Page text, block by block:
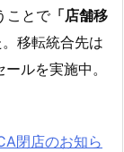
ことで「店舗移
移転統合先は
ルを実施中。
閉店のお知ら